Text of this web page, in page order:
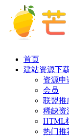
首页
建站资源下
资源申
会员
联盟推
稀缺资
HTML
热门推